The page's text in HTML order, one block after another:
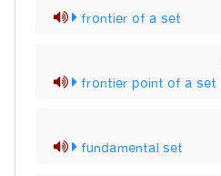
frontier of a set
frontier point of a set
fundamental set